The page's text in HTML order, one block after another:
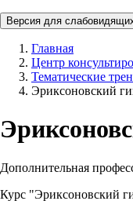
Версия для
Главная
Центр
Тематические
Эриксоновский
Дополнительная
Курс "Эриксоновский